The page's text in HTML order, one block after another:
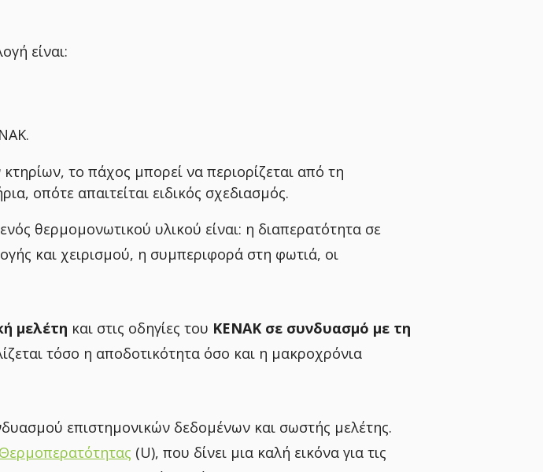
είναι:
κτηρίων, το πάχος μπορεί να περιορίζεται από τη
οπότε απαιτείται ειδικός σχεδιασμός.
θερμομονωτικού υλικού είναι: η διαπερατότητα σε
και χειρισμού, η συμπεριφορά στη φωτιά, οι
μελέτη και στις οδηγίες του ΚΕΝΑΚ σε συνδυασμό με τη
τόσο η αποδοτικότητα όσο και η μακροχρόνια
επιστημονικών δεδομένων και σωστής μελέτης.
(U), που δίνει μια καλή εικόνα για τις